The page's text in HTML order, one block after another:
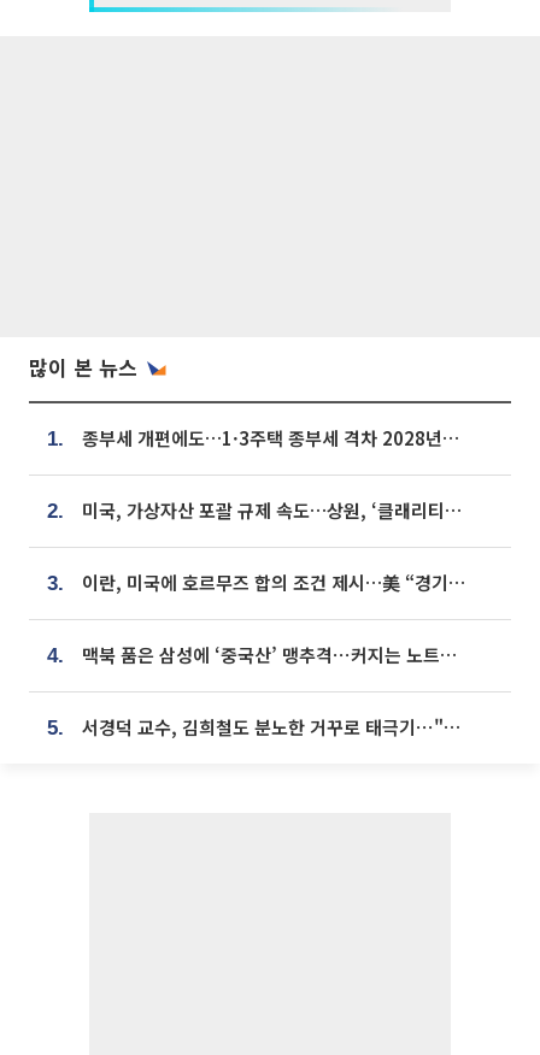
많이 본 뉴스
1. 종부세 개편에도…1·3주택 종부세 격차 2028년부터 확대
2. 미국, 가상자산 포괄 규제 속도…상원, ‘클래리티법’ 9월 절차투표 추진
3. 이란, 미국에 호르무즈 합의 조건 제시…美 “경기 아직 안 끝나” [종합]
4. 맥북 품은 삼성에 ‘중국산’ 맹추격⋯커지는 노트북 OLED 시장
5. 서경덕 교수, 김희철도 분노한 거꾸로 태극기⋯"엉터리는 아냐, 아쉬울 뿐"